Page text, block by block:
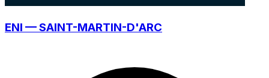
ENI — SAINT-MARTIN-D'ARC